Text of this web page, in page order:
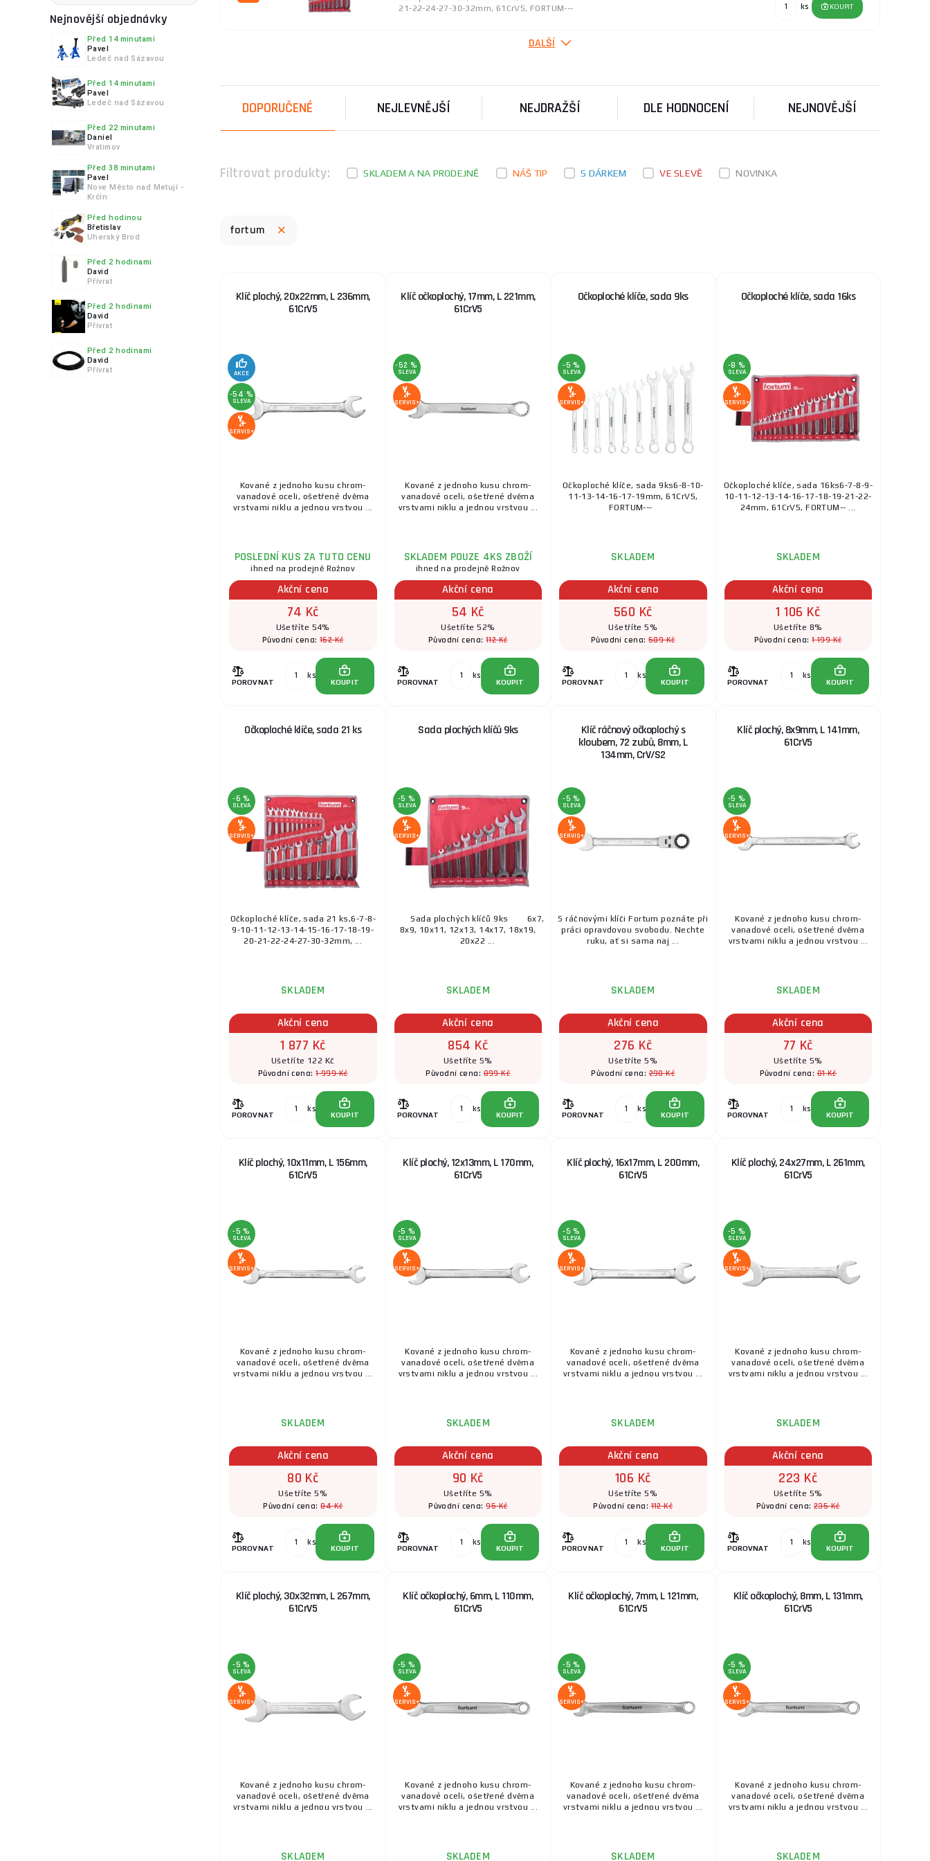
Nejnovější objednávky
Před 14 minutami
Pavel
Ledeč nad Sázavou
Před 14 minutami
Pavel
Ledeč nad Sázavou
Před 22 minutami
Daniel
Vratimov
Před 38 minutami
Pavel
Nove Město nad Metují -
Krčín
Před hodinou
Břetislav
Uherský Brod
Před 2 hodinami
David
Přívrat
Před 2 hodinami
David
Přívrat
Před 2 hodinami
David
Přívrat
21-22-24-27-30-32mm, 61CrV5, FORTUM---
ks KOUPIT
niklu a jednou vrstvou chromu. Kvalitou, pevností a ...
ks
Klíč očkoplochý, 17mm, L 221mm, 61CrV5
DALŠÍ
DOPORUČENÉ NEJLEVNĚJŠÍ NEJDRAŽŠÍ DLE HODNOCENÍ NEJNOVĚJŠÍ
Filtrovat produkty: SKLADEM A NA PRODEJNĚ NÁŠ TIP S DÁRKEM VE SLEVĚ NOVINKA
fortum
Klíč plochý, 20x22mm, L 236mm,
61CrV5
AKCE
-54 %
SLEVA
SERVIS+
Kované z jednoho kusu chrom-
vanadové oceli, ošetřené dvěma
vrstvami niklu a jednou vrstvou ...
POSLEDNÍ KUS ZA TUTO CENU
ihned na prodejně Rožnov
Akční cena
74 Kč
Ušetříte 54%
Původní cena:162 Kč
POROVNAT
ks
KOUPIT
Klíč očkoplochý, 17mm, L 221mm,
61CrV5
-52 %
SLEVA
SERVIS+
Kované z jednoho kusu chrom-
vanadové oceli, ošetřené dvěma
vrstvami niklu a jednou vrstvou ...
SKLADEM POUZE 4KS ZBOŽÍ
ihned na prodejně Rožnov
Akční cena
54 Kč
Ušetříte 52%
Původní cena:112 Kč
POROVNAT
ks
KOUPIT
Očkoploché klíče, sada 9ks
-5 %
SLEVA
SERVIS+
Očkoploché klíče, sada 9ks6-8-10-
11-13-14-16-17-19mm, 61CrV5,
FORTUM---
SKLADEM
Akční cena
560 Kč
Ušetříte 5%
Původní cena:589 Kč
POROVNAT
ks
KOUPIT
Očkoploché klíče, sada 16ks
-8 %
SLEVA
SERVIS+
Očkoploché klíče, sada 16ks6-7-8-9-
10-11-12-13-14-16-17-18-19-21-22-
24mm, 61CrV5, FORTUM-- ...
SKLADEM
Akční cena
1 106 Kč
Ušetříte 8%
Původní cena:1 199 Kč
POROVNAT
ks
KOUPIT
Očkoploché klíče, sada 21 ks
-6 %
SLEVA
SERVIS+
Očkoploché klíče, sada 21 ks,6-7-8-
9-10-11-12-13-14-15-16-17-18-19-
20-21-22-24-27-30-32mm, ...
SKLADEM
Akční cena
1 877 Kč
Ušetříte 122 Kč
Původní cena:1 999 Kč
POROVNAT
ks
KOUPIT
Sada plochých klíčů 9ks
-5 %
SLEVA
SERVIS+
Sada plochých klíčů 9ks 6x7,
8x9, 10x11, 12x13, 14x17, 18x19,
20x22 ...
SKLADEM
Akční cena
854 Kč
Ušetříte 5%
Původní cena:899 Kč
POROVNAT
ks
KOUPIT
Klíč ráčnový očkoplochý s
kloubem, 72 zubů, 8mm, L
134mm, CrV/S2
-5 %
SLEVA
SERVIS+
S ráčnovými klíči Fortum poznáte při
práci opravdovou svobodu. Nechte
ruku, ať si sama naj ...
SKLADEM
Akční cena
276 Kč
Ušetříte 5%
Původní cena:290 Kč
POROVNAT
ks
KOUPIT
Klíč plochý, 8x9mm, L 141mm,
61CrV5
-5 %
SLEVA
SERVIS+
Kované z jednoho kusu chrom-
vanadové oceli, ošetřené dvěma
vrstvami niklu a jednou vrstvou ...
SKLADEM
Akční cena
77 Kč
Ušetříte 5%
Původní cena:81 Kč
POROVNAT
ks
KOUPIT
Klíč plochý, 10x11mm, L 156mm,
61CrV5
-5 %
SLEVA
SERVIS+
Kované z jednoho kusu chrom-
vanadové oceli, ošetřené dvěma
vrstvami niklu a jednou vrstvou ...
SKLADEM
Akční cena
80 Kč
Ušetříte 5%
Původní cena:84 Kč
POROVNAT
ks
KOUPIT
Klíč plochý, 12x13mm, L 170mm,
61CrV5
-5 %
SLEVA
SERVIS+
Kované z jednoho kusu chrom-
vanadové oceli, ošetřené dvěma
vrstvami niklu a jednou vrstvou ...
SKLADEM
Akční cena
90 Kč
Ušetříte 5%
Původní cena:95 Kč
POROVNAT
ks
KOUPIT
Klíč plochý, 16x17mm, L 200mm,
61CrV5
-5 %
SLEVA
SERVIS+
Kované z jednoho kusu chrom-
vanadové oceli, ošetřené dvěma
vrstvami niklu a jednou vrstvou ...
SKLADEM
Akční cena
106 Kč
Ušetříte 5%
Původní cena:112 Kč
POROVNAT
ks
KOUPIT
Klíč plochý, 24x27mm, L 261mm,
61CrV5
-5 %
SLEVA
SERVIS+
Kované z jednoho kusu chrom-
vanadové oceli, ošetřené dvěma
vrstvami niklu a jednou vrstvou ...
SKLADEM
Akční cena
223 Kč
Ušetříte 5%
Původní cena:235 Kč
POROVNAT
ks
KOUPIT
Klíč plochý, 30x32mm, L 267mm,
61CrV5
-5 %
SLEVA
SERVIS+
Kované z jednoho kusu chrom-
vanadové oceli, ošetřené dvěma
vrstvami niklu a jednou vrstvou ...
SKLADEM
Klíč očkoplochý, 6mm, L 110mm,
61CrV5
-5 %
SLEVA
SERVIS+
Kované z jednoho kusu chrom-
vanadové oceli, ošetřené dvěma
vrstvami niklu a jednou vrstvou ...
SKLADEM
Klíč očkoplochý, 7mm, L 121mm,
61CrV5
-5 %
SLEVA
SERVIS+
Kované z jednoho kusu chrom-
vanadové oceli, ošetřené dvěma
vrstvami niklu a jednou vrstvou ...
SKLADEM
Klíč očkoplochý, 8mm, L 131mm,
61CrV5
-5 %
SLEVA
SERVIS+
Kované z jednoho kusu chrom-
vanadové oceli, ošetřené dvěma
vrstvami niklu a jednou vrstvou ...
SKLADEM